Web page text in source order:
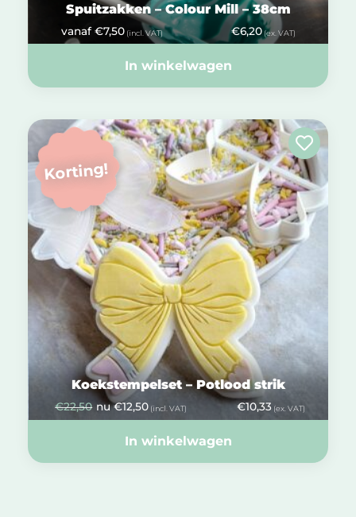
Spuitzakken – Colour Mill – 38cm
vanaf €7,50 (incl. VAT) €6,20 (ex. VAT)
In winkelwagen
Korting!
Koekstempelset – Potlood strik
€22,50 nu €12,50 (incl. VAT) €10,33(ex. VAT)
In winkelwagen